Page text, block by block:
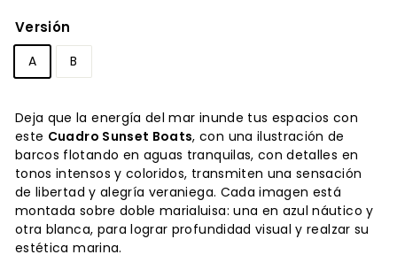
Versión
A B
Deja que la energía del mar inunde tus espacios con
este Cuadro Sunset Boats, con una ilustración de
barcos flotando en aguas tranquilas, con detalles en
tonos intensos y coloridos, transmiten una sensación
de libertad y alegría veraniega. Cada imagen está
montada sobre doble marialuisa: una en azul náutico y
otra blanca, para lograr profundidad visual y realzar su
estética marina.